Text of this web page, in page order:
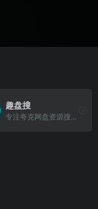
趣盘搜
专注夸克网盘资源搜索，每天更新收录，资源应有尽有，影视、电影、电子书、小说、美图、课程资料等等。